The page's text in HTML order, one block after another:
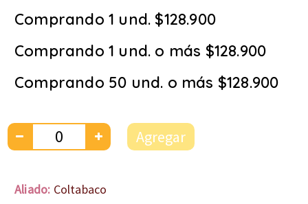
Comprando 1 und. $128.900
Comprando 1 und. o más $128.900
Comprando 50 und. o más $128.900
Agregar
Aliado: Coltabaco